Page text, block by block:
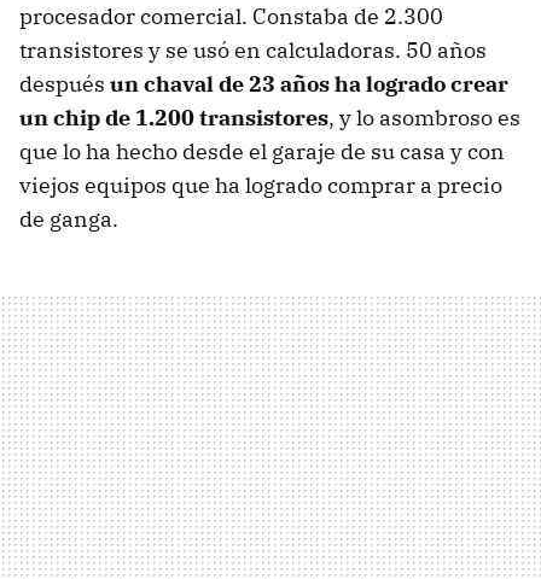
procesador comercial. Constaba de 2.300
transistores y se usó en calculadoras. 50 años
después un chaval de 23 años ha logrado crear
un chip de 1.200 transistores, y lo asombroso es
que lo ha hecho desde el garaje de su casa y con
viejos equipos que ha logrado comprar a precio
de ganga.